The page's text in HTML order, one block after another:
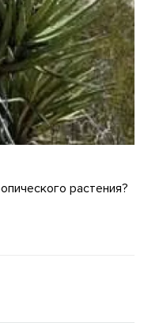
растения?